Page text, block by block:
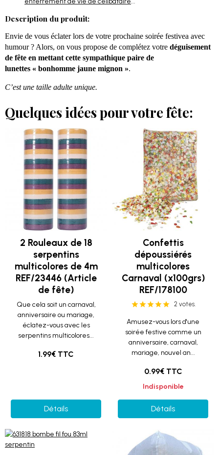
Description du produit:
Envie de vous éclater lors de votre prochaine soirée festivea avec
humour ? Alors, on vous propose de complétez votre déguisement
de fête en mettant cette sympathique paire de
lunettes « bonhomme jaune mignon ».
C’est une taille adulte unique.
Quelques idées pour votre fête:
2 Rouleaux de 18
serpentins
multicolores de 4m
REF/23446 (Article
de fête)
Que cela soit un carnaval,
anniversaire ou mariage,
éclatez-vous avec les
serpentins multicolores...
1.99€ TTC
Détails
Confettis
dépoussiérés
multicolores
Carnaval (x100grs)
REF/178100
2 votes.
Amusez-vous lors d'une
soirée festive comme un
anniversaire, carnaval,
mariage, nouvel an...
0.99€ TTC
Indisponible
Détails